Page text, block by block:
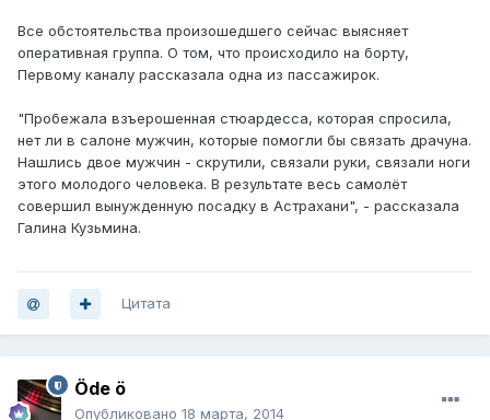
Все обстоятельства произошедшего сейчас выясняет
оперативная группа. О том, что происходило на борту,
Первому каналу рассказала одна из пассажирок.
"Пробежала взъерошенная стюардесса, которая спросила,
нет ли в салоне мужчин, которые помогли бы связать драчуна.
Нашлись двое мужчин - скрутили, связали руки, связали ноги
этого молодого человека. В результате весь самолёт
совершил вынужденную посадку в Астрахани", - рассказала
Галина Кузьмина.
Цитата
Öde ö
Опубликовано 18 марта, 2014